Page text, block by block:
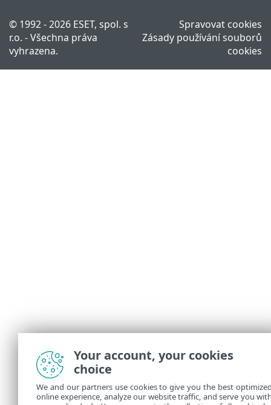
© 1992 - 2026 ESET, spol. s
r.o. - Všechna práva
vyhrazena.
Spravovat cookies
Zásady používání souborů
cookies
Your account, your cookies
choice
We and our partners use cookies to give you the best
online experience, analyze our website traffic, and serve you